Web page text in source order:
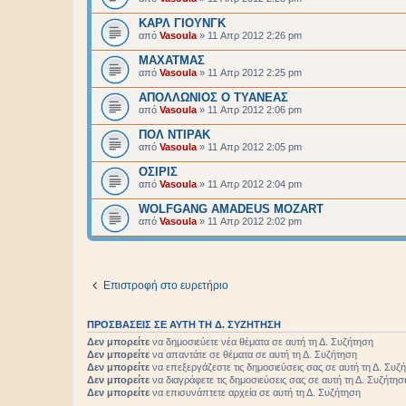
ΚΑΡΛ ΓΙΟΥΝΓΚ
από Vasoula » 11 Απρ 2012 2:26 pm
ΜΑΧΑΤΜΑΣ
από Vasoula » 11 Απρ 2012 2:25 pm
ΑΠΟΛΛΩΝΙΟΣ Ο ΤΥΑΝΕΑΣ
από Vasoula » 11 Απρ 2012 2:06 pm
ΠΟΛ ΝΤΙΡΑΚ
από Vasoula » 11 Απρ 2012 2:05 pm
ΟΣΙΡΙΣ
από Vasoula » 11 Απρ 2012 2:04 pm
WOLFGANG AMADEUS MOZART
από Vasoula » 11 Απρ 2012 2:02 pm
Επιστροφή στο ευρετήριο
ΠΡΟΣΒΆΣΕΙΣ ΣΕ ΑΥΤΉ ΤΗ Δ. ΣΥΖΉΤΗΣΗ
Δεν μπορείτε να δημοσιεύετε νέα θέματα σε αυτή τη Δ. Συζήτηση
Δεν μπορείτε να απαντάτε σε θέματα σε αυτή τη Δ. Συζήτηση
Δεν μπορείτε να επεξεργάζεστε τις δημοσιεύσεις σας σε αυτή τη Δ.
Δεν μπορείτε να διαγράφετε τις δημοσιεύσεις σας σε αυτή τη Δ.
Δεν μπορείτε να επισυνάπτετε αρχεία σε αυτή τη Δ. Συζήτηση